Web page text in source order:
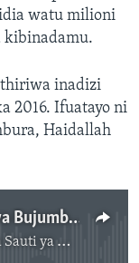
watu milioni
kibinadamu.
inadizi
2016. Ifuatayo ni
Haidallah
Taarifa ya Haidalla Hakizimana wa Bujumbura, Burundi
Amerika